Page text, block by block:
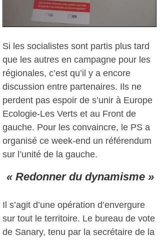
Si les socialistes sont partis plus tard
que les autres en campagne pour les
régionales, c’est qu’il y a encore
discussion entre partenaires. Ils ne
perdent pas espoir de s’unir à Europe
Ecologie-Les Verts et au Front de
gauche. Pour les convaincre, le PS a
organisé ce week-end un référendum
sur l’unité de la gauche.
« Redonner du dynamisme »
Il s’agit d’une opération d’envergure
sur tout le territoire. Le bureau de vote
de Sanary, tenu par la secrétaire de la